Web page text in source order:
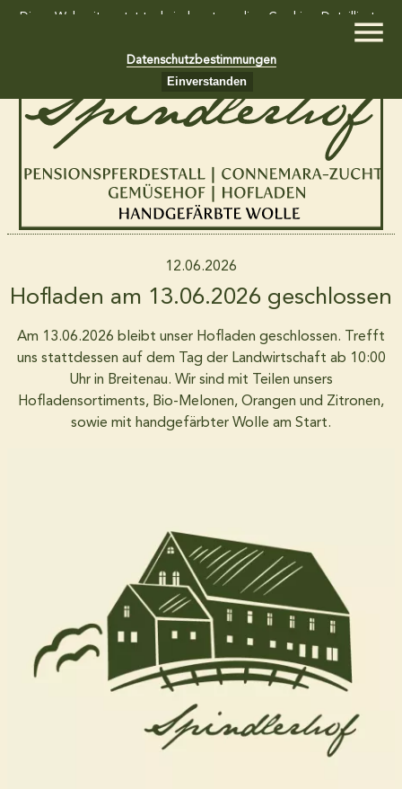
Home
Gemüsekiste und Südfruchtkiste
Pensionspferdestall
12.06.2026
Hofladen am 13.06.2026 geschlossen
Am 13.06.2026 bleibt unser Hofladen geschlossen. Trefft
uns stattdessen auf dem Tag der Landwirtschaft ab 10:00
Uhr in Breitenau. Wir sind mit Teilen unsers
Hofladensortiments, Bio-Melonen, Orangen und Zitronen,
sowie mit handgefärbter Wolle am Start.
Diese Webseite setzt technisch notwendige Cookies. Detaillierte
Datenschutzbestimmungen
Einverstanden